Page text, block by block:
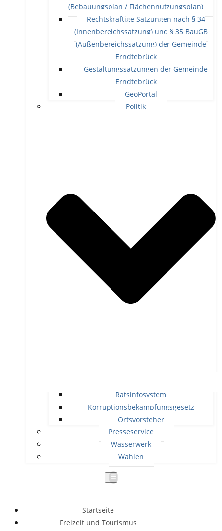
(Bebauungsplan / Flächennutzungsplan)
Rechtskräftige Satzungen nach § 34
(Innenbereichssatzung) und § 35 BauGB
(Außenbereichssatzung) der Gemeinde
Erndtebrück
Gestaltungssatzungen der Gemeinde
Erndtebrück
GeoPortal
Politik
Ratsinfosystem
Korruptionsbekämpfungsgesetz
Ortsvorsteher
Presseservice
Wasserwerk
Wahlen
Startseite
Freizeit und Tourismus